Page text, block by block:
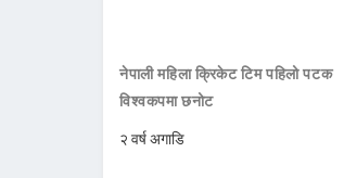
नेपाली महिला क्रिकेट टिम पहिलो पटक
विश्वकपमा छनोट
२ वर्ष अगाडि